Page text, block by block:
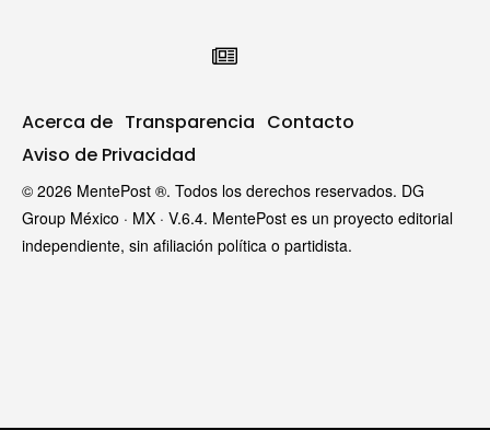
Acerca de Transparencia Contacto
Aviso de Privacidad
© 2026 MentePost ®. Todos los derechos reservados. DG
Group México · MX · V.6.4. MentePost es un proyecto editorial
independiente, sin afiliación política o partidista.